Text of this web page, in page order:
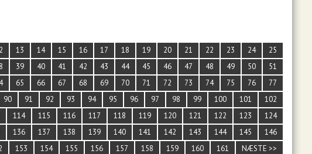
13 14 15 16 17 18 19 20 21 22 23 24
25
39 40 41 42 43 44 45 46 47 48 49 50
51
65 66 67 68 69 70 71 72 73 74 75 76
77
90 91 92 93 94 95 96 97 98 99 100 101
102
114 115 116 117 118 119 120 121 122 123
124
136 137 138 139 140 141 142 143 144 145
146
153 154 155 156 157 158 159 160 161 NÆSTE >>